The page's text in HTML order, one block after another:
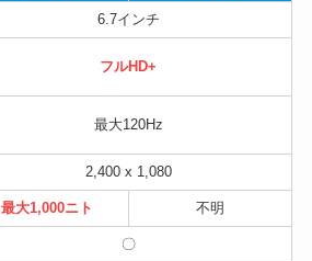
6.7インチ
フルHD+
最大120Hz
2,400 x 1,080
最大1,000ニト 不明
〇